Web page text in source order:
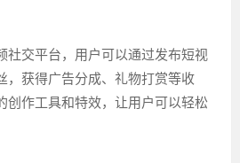
社交平台，用户可以通过发布短视
，获得广告分成、礼物打赏等收
创作工具和特效，让用户可以轻松